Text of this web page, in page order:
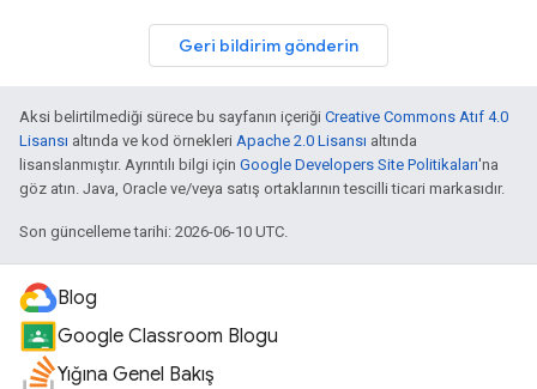
Geri bildirim gönderin
Aksi belirtilmediği sürece bu sayfanın içeriği Creative Commons Atıf 4.0
Lisansı altında ve kod örnekleri Apache 2.0 Lisansı altında
lisanslanmıştır. Ayrıntılı bilgi için Google Developers Site Politikaları'na
göz atın. Java, Oracle ve/veya satış ortaklarının tescilli ticari markasıdır.
Son güncelleme tarihi: 2026-06-10 UTC.
Blog
Google Classroom Blogu
Yığına Genel Bakış